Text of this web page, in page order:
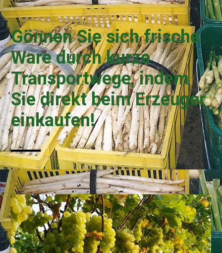
Gönnen Sie sich frische
Ware durch kurze
Transportwege, indem
Sie direkt beim Erzeuger
einkaufen!
—